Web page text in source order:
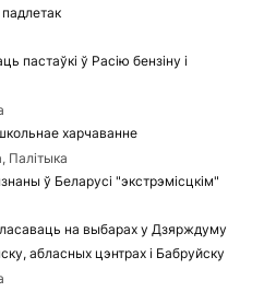
пастаўкі ў Расію бензіну і
харчаванне
Палітыка
ў Беларусі "экстрэмісцкім"
на выбарах у Дзярждуму
абласных цэнтрах і Бабруйску